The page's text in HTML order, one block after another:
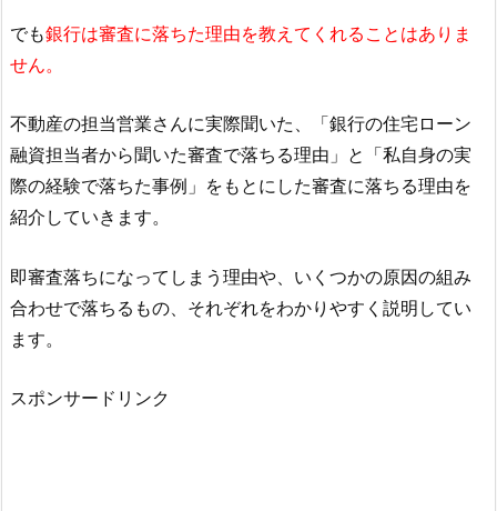
でも銀行は審査に落ちた理由を教えてくれることはありま
せん。
不動産の担当営業さんに実際聞いた、「銀行の住宅ローン
融資担当者から聞いた審査で落ちる理由」と「私自身の実
際の経験で落ちた事例」をもとにした審査に落ちる理由を
紹介していきます。
即審査落ちになってしまう理由や、いくつかの原因の組み
合わせで落ちるもの、それぞれをわかりやすく説明してい
ます。
スポンサードリンク